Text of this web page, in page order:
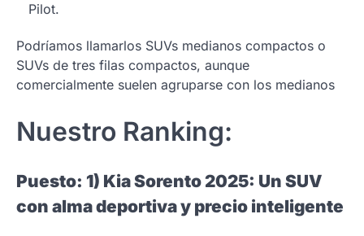
Pilot.
Podríamos llamarlos SUVs medianos compactos o
SUVs de tres filas compactos, aunque
comercialmente suelen agruparse con los medianos
Nuestro Ranking:
Puesto: 1) Kia Sorento 2025: Un SUV
con alma deportiva y precio inteligente